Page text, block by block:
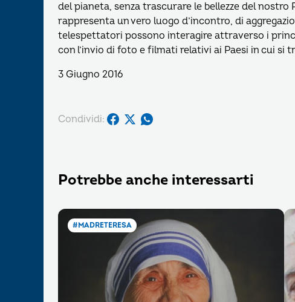
del pianeta, senza trascurare le bellezze del
rappresenta un vero luogo d’incontro, di
telespettatori possono interagire attraverso i
con l’invio di foto e filmati relativi ai Paesi in cui si
3 Giugno 2016
Condividi:
Potrebbe anche interessarti
#MADRETERESA